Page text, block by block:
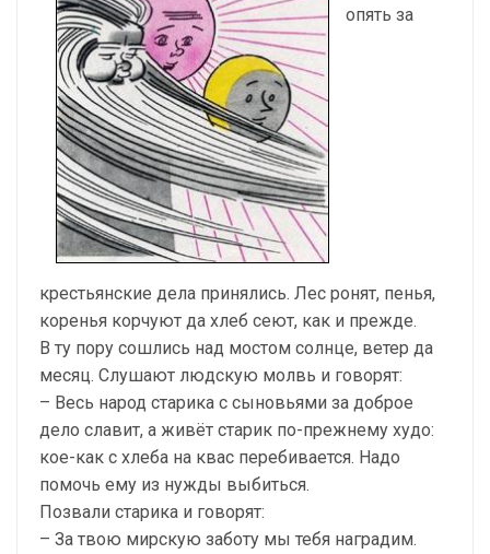
опять за
крестьянские дела принялись. Лес ронят, пенья,
коренья корчуют да хлеб сеют, как и прежде.
В ту пору сошлись над мостом солнце, ветер да
месяц. Слушают людскую молвь и говорят:
– Весь народ старика с сыновьями за доброе
дело славит, а живёт старик по-прежнему худо:
кое-как с хлеба на квас перебивается. Надо
помочь ему из нужды выбиться.
Позвали старика и говорят:
– За твою мирскую заботу мы тебя наградим.